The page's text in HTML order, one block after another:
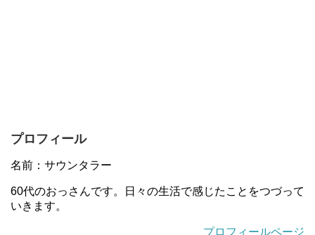
プロフィール
名前：サウンタラー
60代のおっさんです。日々の生活で感じたことをつづって
いきます。
プロフィールページ